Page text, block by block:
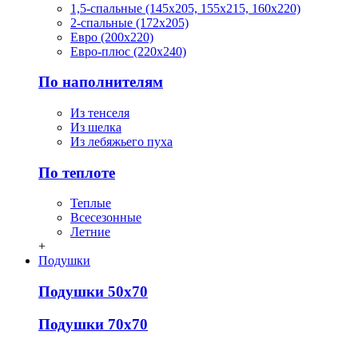
1,5-спальные (145х205, 155х215, 160х220)
2-спальные (172х205)
Евро (200х220)
Евро-плюс (220х240)
По наполнителям
Из тенселя
Из шелка
Из лебяжьего пуха
По теплоте
Теплые
Всесезонные
Летние
+
Подушки
Подушки 50х70
Подушки 70х70